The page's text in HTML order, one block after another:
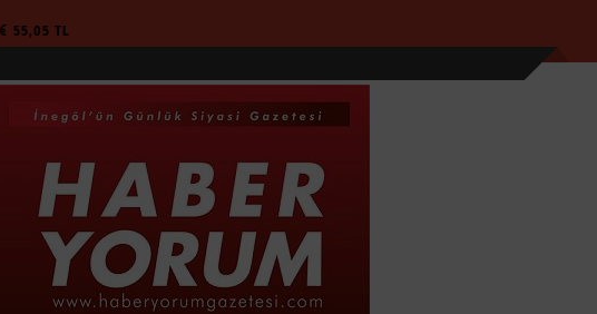
55,05 TL